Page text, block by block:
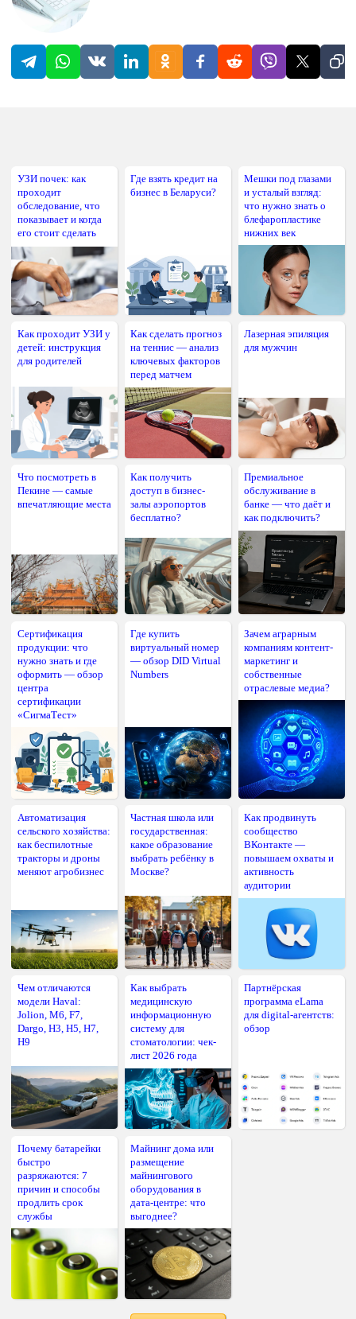
УЗИ почек: как
проходит
обследование, что
показывает и когда
его стоит сделать
Где взять кредит на
бизнес в Беларуси?
Мешки под глазами
и усталый взгляд:
что нужно знать о
блефаропластике
нижних век
Как проходит УЗИ у
детей: инструкция
для родителей
Как сделать прогноз
на теннис — анализ
ключевых факторов
перед матчем
Лазерная эпиляция
для мужчин
Что посмотреть в
Пекине — самые
впечатляющие места
Как получить
доступ в бизнес-
залы аэропортов
бесплатно?
Премиальное
обслуживание в
банке — что даёт и
как подключить?
Сертификация
продукции: что
нужно знать и где
оформить — обзор
центра
сертификации
«СигмаТест»
Где купить
виртуальный номер
— обзор DID Virtual
Numbers
Зачем аграрным
компаниям контент-
маркетинг и
собственные
отраслевые медиа?
Автоматизация
сельского хозяйства:
как беспилотные
тракторы и дроны
меняют агробизнес
Частная школа или
государственная:
какое образование
выбрать ребёнку в
Москве?
Как продвинуть
сообщество
ВКонтакте —
повышаем охваты и
активность
аудитории
Чем отличаются
модели Haval:
Jolion, M6, F7,
Dargo, H3, H5, H7,
H9
Как выбрать
медицинскую
информационную
систему для
стоматологии: чек-
лист 2026 года
Партнёрская
программа eLama
для digital-агентств:
обзор
Почему батарейки
быстро
разряжаются: 7
причин и способы
продлить срок
службы
Майнинг дома или
размещение
майнингового
оборудования в
дата-центре: что
выгоднее?